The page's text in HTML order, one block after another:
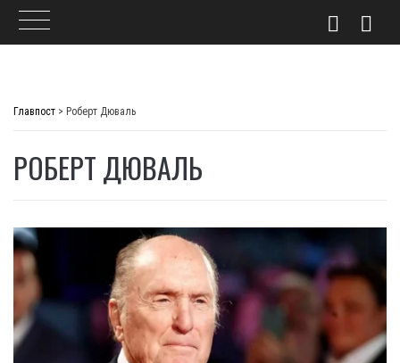
Главпост > Роберт Дюваль
РОБЕРТ ДЮВАЛЬ